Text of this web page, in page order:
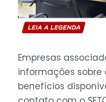
Empresas
informações sobre
benefícios